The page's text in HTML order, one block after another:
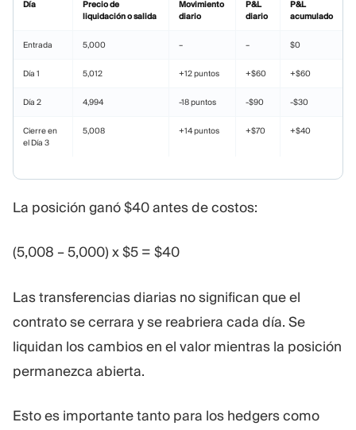
Día
Precio de
liquidación o salida
Movimiento
diario
P&L
diario
P&L
acumulado
Entrada 5,000 – – $0
Día 1 5,012 +12 puntos +$60 +$60
Día 2 4,994 -18 puntos -$90 -$30
Cierre en
el Día 3
5,008 +14 puntos +$70 +$40
La posición ganó $40 antes de costos:
(5,008 – 5,000) x $5 = $40
Las transferencias diarias no significan que el
contrato se cerrara y se reabriera cada día. Se
liquidan los cambios en el valor mientras la posición
permanezca abierta.
Esto es importante tanto para los hedgers como